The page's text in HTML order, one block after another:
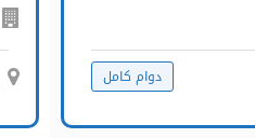
دوام كامل